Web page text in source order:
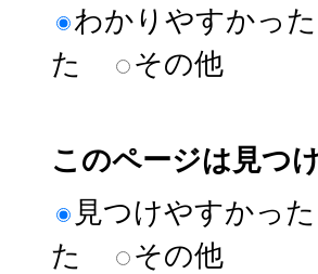
わかりやすかった
た
その他
このページは見つ
見つけやすかった
た
その他